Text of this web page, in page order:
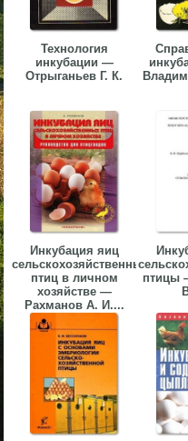
Технология
инкубации —
Отрыганьев Г. К.
Инкубация яиц
сельскохозяйственных
птиц в личном
хозяйстве —
Рахманов А. И....
птицы
▼
▼